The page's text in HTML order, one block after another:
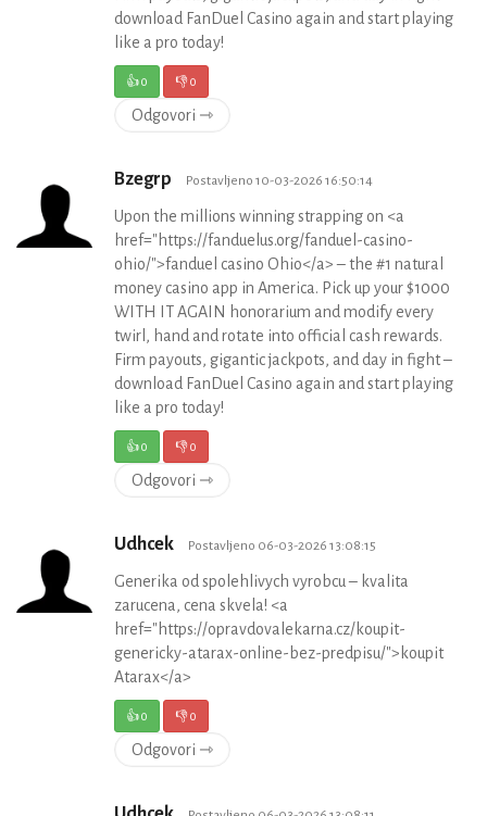
download FanDuel Casino again and start playing
like a pro today!
👍0 👎0
Odgovori ⇾
Bzegrp Postavljeno 10-03-2026 16:50:14
Upon the millions winning strapping on <a
href="https://fanduelus.org/fanduel-casino-
ohio/">fanduel casino Ohio</a> – the #1 natural
money casino app in America. Pick up your $1000
WITH IT AGAIN honorarium and modify every
twirl, hand and rotate into official cash rewards.
Firm payouts, gigantic jackpots, and day in fight –
download FanDuel Casino again and start playing
like a pro today!
👍0 👎0
Odgovori ⇾
Udhcek Postavljeno 06-03-2026 13:08:15
Generika od spolehlivych vyrobcu – kvalita
zarucena, cena skvela! <a
href="https://opravdovalekarna.cz/koupit-
genericky-atarax-online-bez-predpisu/">koupit
Atarax</a>
👍0 👎0
Odgovori ⇾